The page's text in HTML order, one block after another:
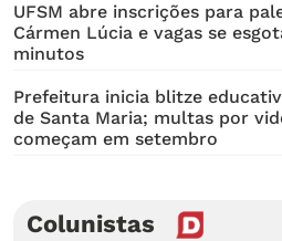
UFSM abre inscrições para
Cármen Lúcia e vagas se
minutos
Prefeitura inicia blitze
de Santa Maria; multas por
começam em setembro
Colunistas